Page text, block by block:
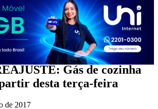
Gás de cozinha
desta terça-feira
de 2017